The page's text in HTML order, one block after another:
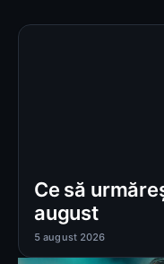
Ce să
august
5 august 2026